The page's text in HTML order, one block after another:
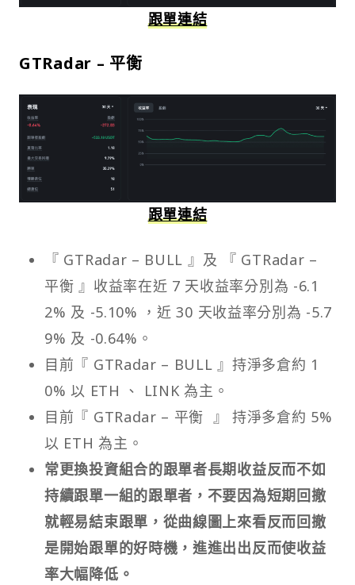
跟單連結
GTRadar – 平衡
跟單連結
『 GTRadar – BULL 』及 『 GTRadar –
平衡 』收益率在近 7 天收益率分別為 -6.1
2% 及 -5.10% ，近 30 天收益率分別為 -5.7
9% 及 -0.64%。
目前『 GTRadar – BULL 』持淨多倉約 1
0% 以 ETH 、 LINK 為主。
目前『 GTRadar – 平衡 』 持淨多倉約 5%
以 ETH 為主。
常更換投資組合的跟單者長期收益反而不如
持續跟單一組的跟單者，不要因為短期回撤
就輕易結束跟單，從曲線圖上來看反而回撤
是開始跟單的好時機，進進出出反而使收益
率大幅降低。